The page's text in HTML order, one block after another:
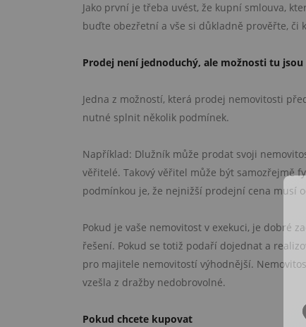
Jako první je třeba uvést, že kupní smlouva,
buďte obezřetní a vše si důkladně prověřte,
Prodej není jednoduchý, ale možnosti tu jsou
Jedna z možností, která prodej nemovitosti
nutné splnit několik podmínek.
Například: Dlužník může prodat svoji
věřitelé. Takový věřitel může být samozřejmě
podmínkou je, že nejnižší prodejní cena musí
Pokud je vaše nemovitost v exekuci, je dobré
řešení. Pokud se totiž podaří dojednat a
pro majitele nemovitostí výhodnější.
vzešla z dražby nedobrovolné.
Pokud chcete kupovat